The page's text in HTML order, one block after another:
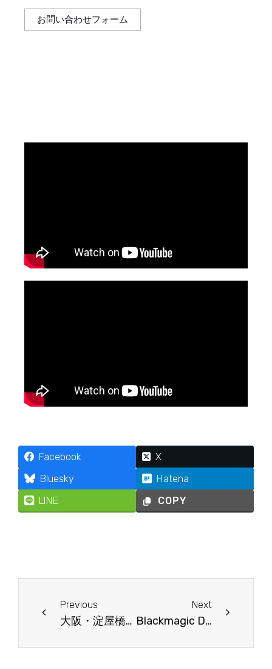
お問い合わせフォーム
Facebook
X
Bluesky
Hatena
LINE
COPY
Previous
大阪・淀屋橋にショールームをオープン
Next
Blackmagic Design × TILTA ハンズオンイベント開催のお知らせ(本イベントは終了しました)